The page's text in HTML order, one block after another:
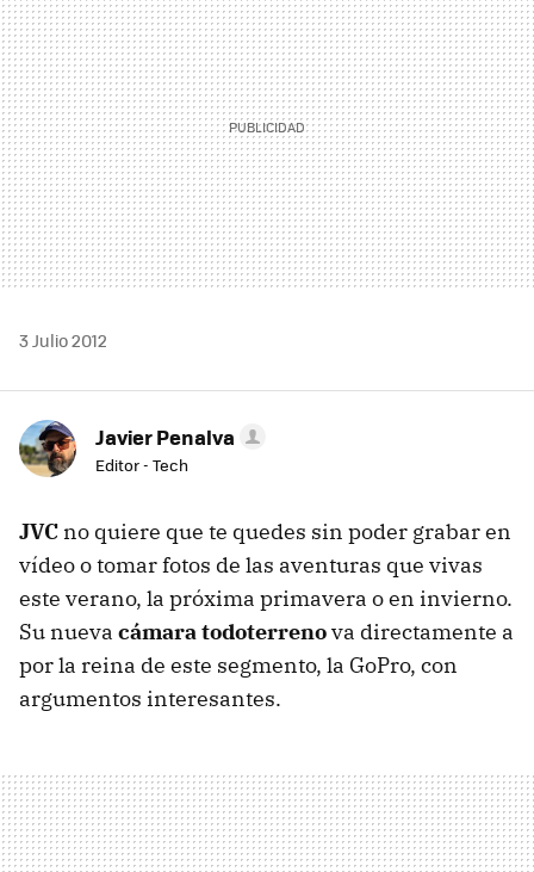
3 Julio 2012
Javier Penalva
Editor - Tech
JVC no quiere que te quedes sin poder grabar en
vídeo o tomar fotos de las aventuras que vivas
este verano, la próxima primavera o en invierno.
Su nueva cámara todoterrenova directamente a
por la reina de este segmento, la GoPro, con
argumentos interesantes.